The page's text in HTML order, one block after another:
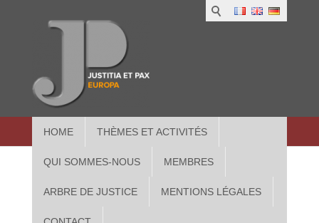
HOME THÈMES ET ACTIVITÉS
QUI SOMMES-NOUS MEMBRES
ARBRE DE JUSTICE MENTIONS LÉGALES
in